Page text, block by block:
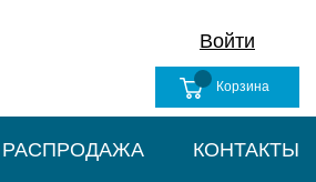
Войти
Корзина
РАСПРОДАЖА КОНТАКТЫ